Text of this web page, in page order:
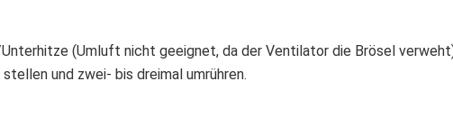
(Umluft nicht geeignet, da der Ventilator die Brösel
und zwei- bis dreimal umrühren.